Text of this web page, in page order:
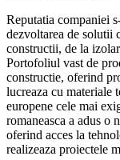
Reputatia companiei
dezvoltarea de solutii
constructii, de la
Portofoliul vast de
constructie, oferind
lucreaza cu materiale
europene cele mai
romaneasca a adus o
oferind acces la
realizeaza proiectele